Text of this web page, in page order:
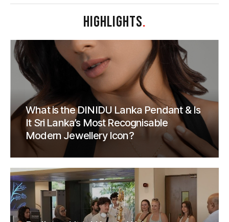
HIGHLIGHTS.
What is the DINIDU Lanka Pendant & Is
It Sri Lanka’s Most Recognisable
Modern Jewellery Icon?